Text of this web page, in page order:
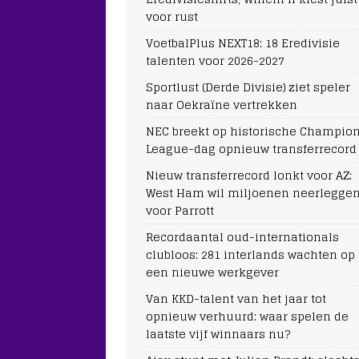
voor rust
VoetbalPlus NEXT18: 18 Eredivisie
talenten voor 2026-2027
Sportlust (Derde Divisie) ziet speler
naar Oekraïne vertrekken
NEC breekt op historische
League-dag opnieuw transferrecord
Nieuw transferrecord lonkt voor AZ:
West Ham wil miljoenen
voor Parrott
Recordaantal oud-internationals
clubloos: 281 interlands wachten op
een nieuwe werkgever
Van KKD-talent van het jaar tot
opnieuw verhuurd: waar spelen de
laatste vijf winnaars nu?